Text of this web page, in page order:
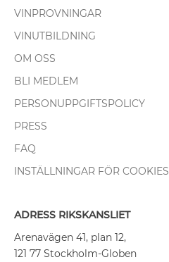
VINPROVNINGAR
VINUTBILDNING
OM OSS
BLI MEDLEM
PERSONUPPGIFTSPOLICY
PRESS
FAQ
INSTÄLLNINGAR FÖR COOKIES
ADRESS RIKSKANSLIET
Arenavägen 41, plan 12,
121 77 Stockholm-Globen